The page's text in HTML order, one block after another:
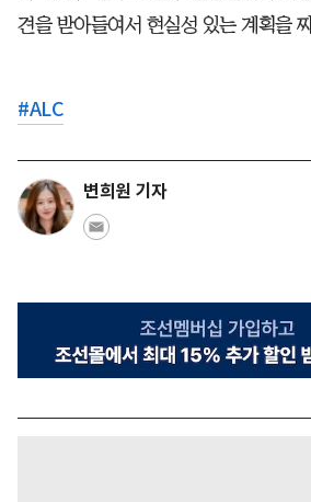
견을 받아들여서 현실성 있는 계획을
#ALC
변희원 기자